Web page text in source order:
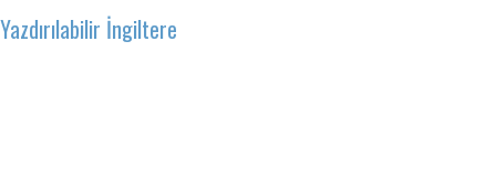
Yazdırılabilir İngiltere